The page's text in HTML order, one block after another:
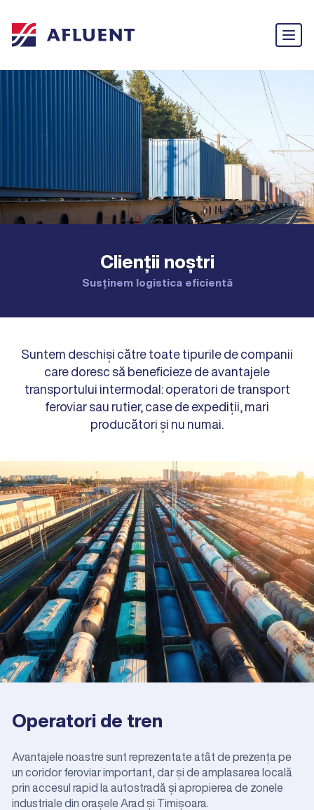
Clienții noștri
Susținem logistica eficientă
Suntem deschiși către toate tipurile de companii
care doresc să beneficieze de avantajele
transportului intermodal: operatori de transport
feroviar sau rutier, case de expediții, mari
producători și nu numai.
Operatori de tren
Avantajele noastre sunt reprezentate atât de prezența pe
un coridor feroviar important, dar și de amplasarea locală
prin accesul rapid la autostradă și apropierea de zonele
industriale din orașele Arad și Timișoara.